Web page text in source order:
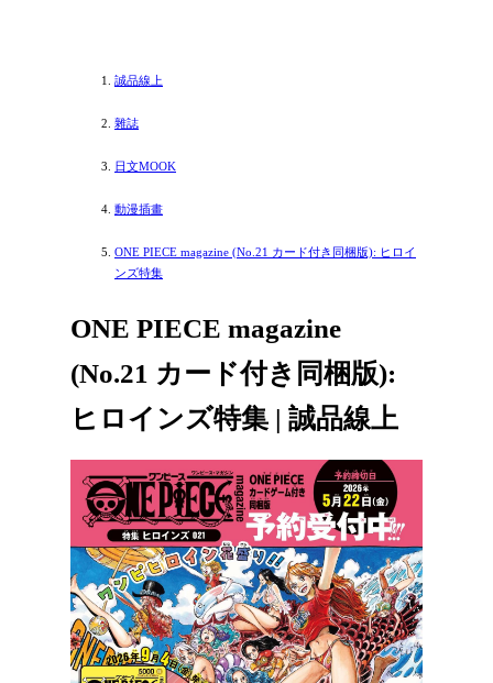
誠品線上
雜誌
日文MOOK
動漫插畫
ONE PIECE magazine (No.21 カード付き同梱版): ヒロイ
ンズ特集
ONE PIECE magazine
(No.21 カード付き同梱版):
ヒロインズ特集 | 誠品線上